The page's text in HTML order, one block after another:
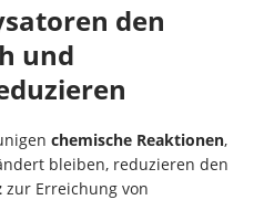
den
und
chemische Reaktionen,
bleiben, reduzieren den
zur Erreichung von